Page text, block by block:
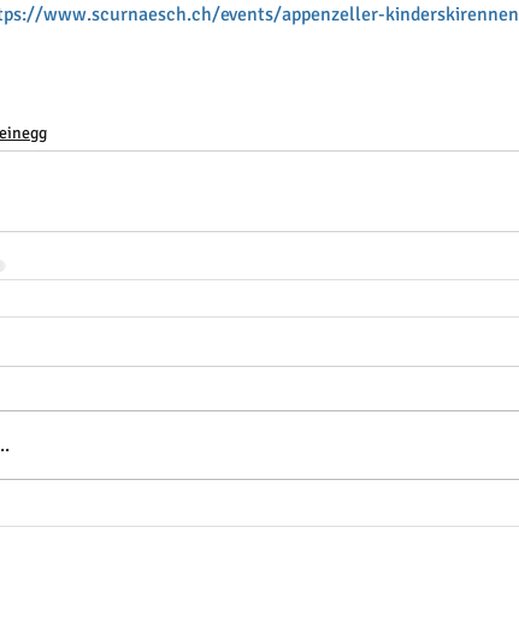
www.scurnaesch.ch/events/appenzeller-kinderskirennen